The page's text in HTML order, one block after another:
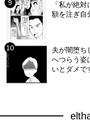
「私が絶
額を注ぎ自
夫が闇堕
へつらう姿
いとダメで